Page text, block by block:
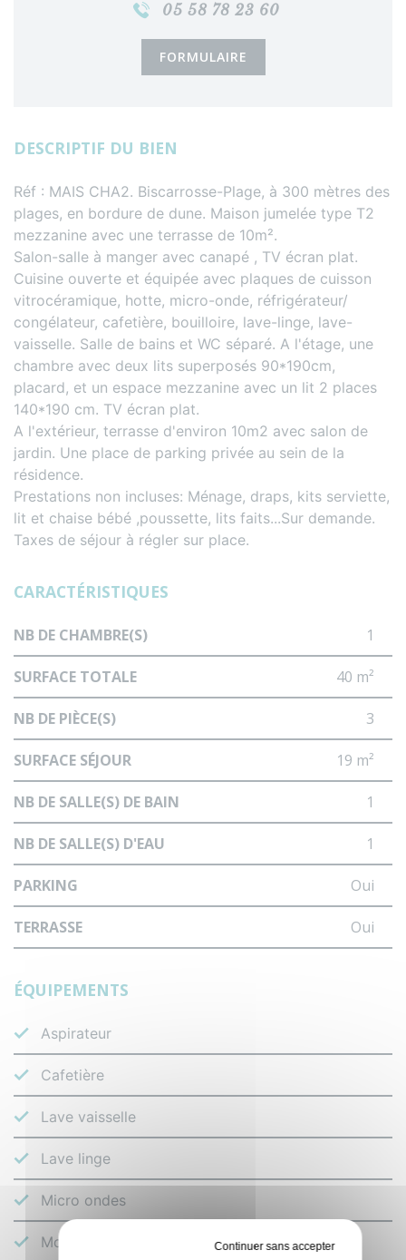
05 58 78 23 60
FORMULAIRE
DESCRIPTIF DU BIEN
Réf : MAIS CHA2. Biscarrosse-Plage, à 300 mètres des
plages, en bordure de dune. Maison jumelée type T2
mezzanine avec une terrasse de 10m².
Salon-salle à manger avec canapé , TV écran plat.
Cuisine ouverte et équipée avec plaques de cuisson
vitrocéramique, hotte, micro-onde, réfrigérateur/
congélateur, cafetière, bouilloire, lave-linge, lave-
vaisselle. Salle de bains et WC séparé. A l'étage, une
chambre avec deux lits superposés 90*190cm,
placard, et un espace mezzanine avec un lit 2 places
140*190 cm. TV écran plat.
A l'extérieur, terrasse d'environ 10m2 avec salon de
jardin. Une place de parking privée au sein de la
résidence.
Prestations non incluses: Ménage, draps, kits serviette,
lit et chaise bébé ,poussette, lits faits...Sur demande.
Taxes de séjour à régler sur place.
CARACTÉRISTIQUES
NB DE CHAMBRE(S) 1
SURFACE TOTALE 40 m²
NB DE PIÈCE(S) 3
SURFACE SÉJOUR 19 m²
NB DE SALLE(S) DE BAIN 1
NB DE SALLE(S) D'EAU 1
PARKING Oui
TERRASSE Oui
ÉQUIPEMENTS
Aspirateur
Cafetière
Lave vaisselle
Lave linge
Micro ondes
Mobilier de terrasse